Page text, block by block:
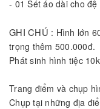
- 01 Sét áo dài cho
GHI CHÚ : Hình lớn
trọng thêm 500.000đ.
Phát sinh hình tiệc
Trang điểm và chụp
Chụp tại những địa